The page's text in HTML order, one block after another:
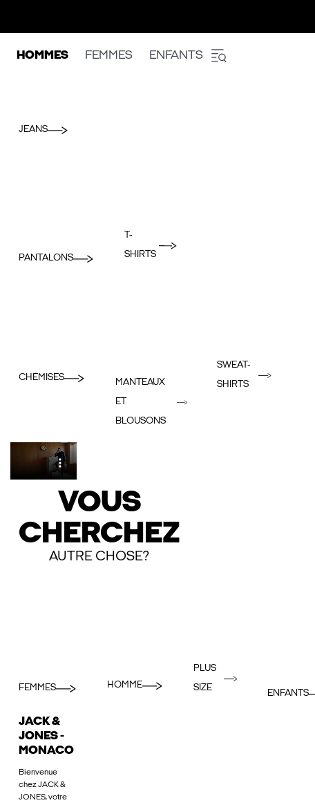
HOMMES FEMMES ENFANTS
JEANS
PANTALONS
T-
SHIRTS
CHEMISES
MANTEAUX
ET
BLOUSONS
SWEAT-
SHIRTS
VOUS
CHERCHEZ
AUTRE CHOSE?
FEMMES HOMME
PLUS
SIZE
ENFANTS
JACK &
JONES -
MONACO
Bienvenue
chez JACK &
JONES, votre